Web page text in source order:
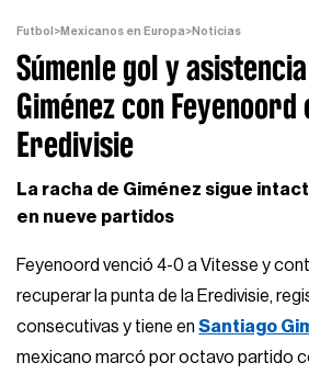
Futbol >Mexicanos en Europa>Noticias
Súmenle gol y
Giménez con Feyenoord
Eredivisie
La racha de Giménez sigue
en nueve partidos
Feyenoord venció 4-0 a Vitesse y
recuperar la punta de la Eredivisie,
consecutivas y tiene enSantiago
mexicano marcó por octavo partido